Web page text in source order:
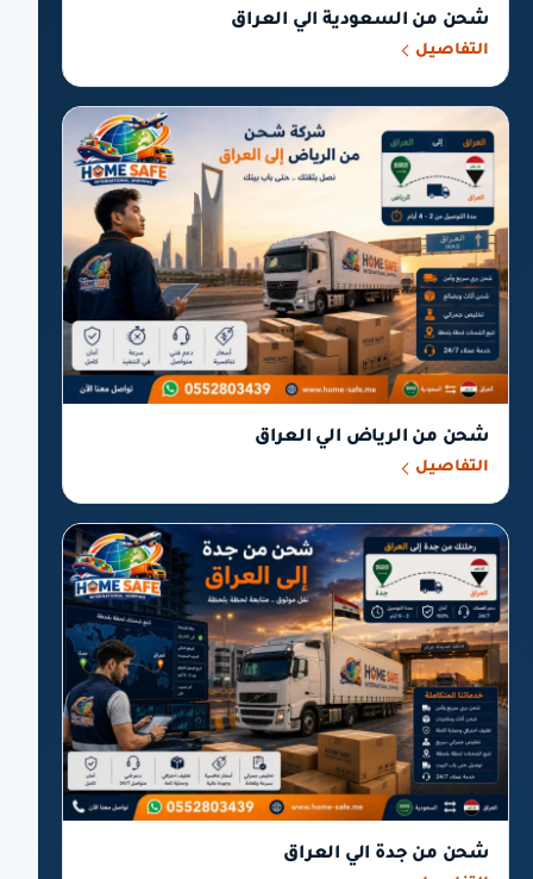
شحن من السعودية الي العراق
التفاصيل
شحن من الرياض الي العراق
التفاصيل
شحن من جدة الي العراق